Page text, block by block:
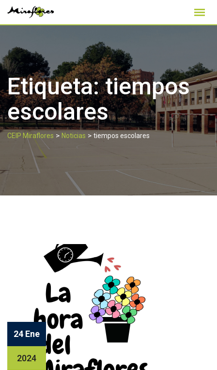
Skip
Etiqueta:tiempos
escolares
CEIP Miraflores > Noticias > tiempos escolares
24 Ene
2024